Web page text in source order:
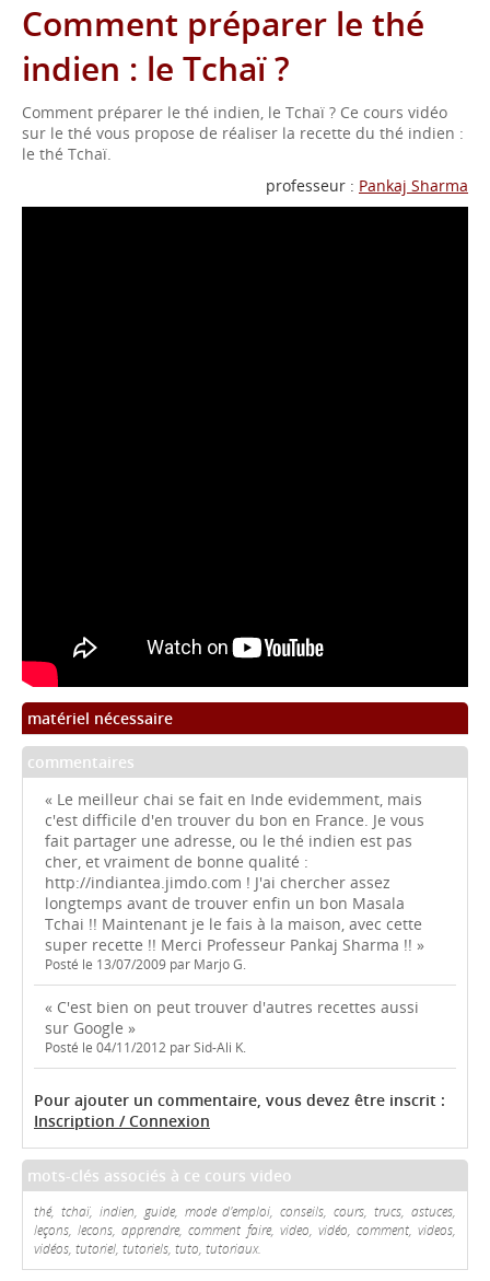
Comment préparer le thé
indien : le Tchaï ?
Comment préparer le thé indien, le Tchaï ? Ce cours vidéo
sur le thé vous propose de réaliser la recette du thé indien :
le thé Tchaï.
professeur : Pankaj Sharma
matériel nécessaire
commentaires
« Le meilleur chai se fait en Inde evidemment, mais
c'est difficile d'en trouver du bon en France. Je vous
fait partager une adresse, ou le thé indien est pas
cher, et vraiment de bonne qualité :
http://indiantea.jimdo.com ! J'ai chercher assez
longtemps avant de trouver enfin un bon Masala
Tchai !! Maintenant je le fais à la maison, avec cette
super recette !! Merci Professeur Pankaj Sharma !! »
Posté le 13/07/2009 par Marjo G.
« C'est bien on peut trouver d'autres recettes aussi
sur Google »
Posté le 04/11/2012 par Sid-Ali K.
Pour ajouter un commentaire, vous devez être inscrit :
Inscription / Connexion
mots-clés associés à ce cours video
thé, tchaï, indien, guide, mode d'emploi, conseils, cours, trucs, astuces,
leçons, lecons, apprendre, comment faire, video, vidéo, comment, videos,
vidéos, tutoriel, tutoriels, tuto, tutoriaux.